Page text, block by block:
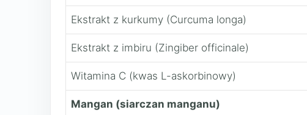
Ekstrakt z kurkumy (Curcuma longa)
Ekstrakt z imbiru (Zingiber officinale)
Witamina C (kwas L-askorbinowy)
Mangan (siarczan manganu)